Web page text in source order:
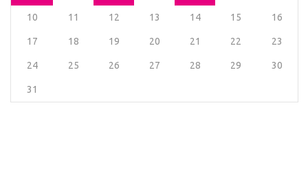
10 11 12 13 14 15 16
17 18 19 20 21 22 23
24 25 26 27 28 29 30
31